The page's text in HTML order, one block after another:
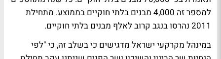
למספר זה 4,000 מבנים בלתי חוקיים בממוצע. מתחילת
2011 נהרסו בנגב קרוב לאלף מבנים בלתי חוקיים.
במינהל מקרקעי ישראל מדגישים כי בשלב זה, כי "לפי